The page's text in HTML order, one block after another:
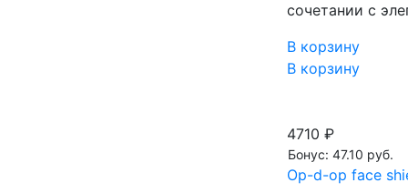
сочетании с
В корзину
В корзину
4710 ₽
Бонус: 47.10 руб.
Op-d-op face